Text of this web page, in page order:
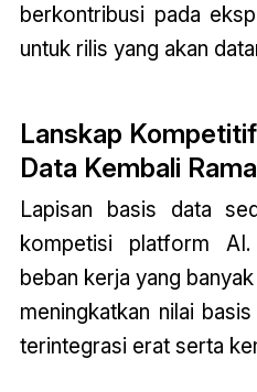
berkontribusi pada
untuk rilis yang akan
Lanskap
Data Kembali
Lapisan basis data
kompetisi platform
beban kerja yang
meningkatkan nilai
terintegrasi erat serta